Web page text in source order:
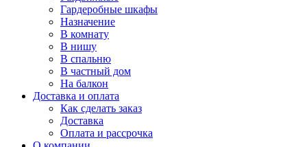
Гардеробные шкафы
Назначение
В комнату
В нишу
В спальню
В частный дом
На балкон
Доставка и оплата
Как сделать заказ
Доставка
Оплата и рассрочка